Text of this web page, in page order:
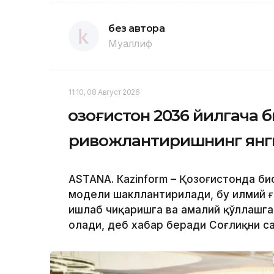
без автора
Муаллиф
11:10, 08 Август 2026
Қозоғистон 2036 йилгача
ривожлантиришнинг
ASTANА. Кazinform – Қозоғистонда
модели шакллантирилади, бу илмий
ишлаб чиқаришга ва амалий
олади, деб хабар беради Соғлиқни